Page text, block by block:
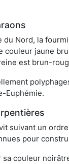
du Nord, la
couleur jaune
est brun-
Euphémie.
suivant un
pour
sa couleur